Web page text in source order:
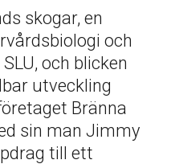
skogar, en
och
och blicken
utveckling
Bränna
sin man Jimmy
till ett